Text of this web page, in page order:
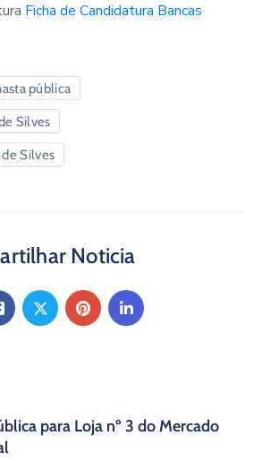
Ficha de Candidatura Bancas
pública
Silves
Silves
Noticia
para Loja nº 3 do Mercado